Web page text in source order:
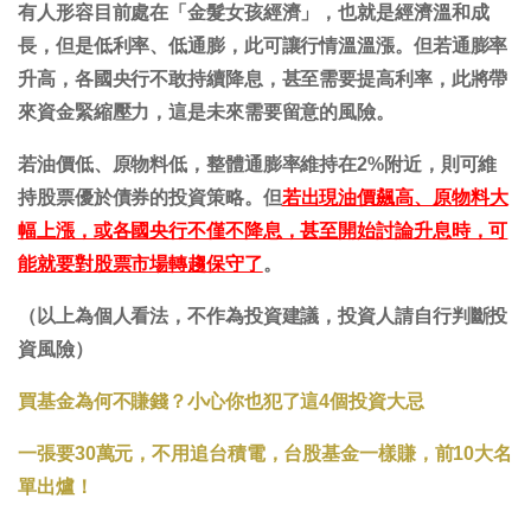
有人形容目前處在「金髮女孩經濟」，也就是經濟溫和成
長，但是低利率、低通膨，此可讓行情溫溫漲。但若通膨率
升高，各國央行不敢持續降息，甚至需要提高利率，此將帶
來資金緊縮壓力，這是未來需要留意的風險。
若油價低、原物料低，整體通膨率維持在2%附近，則可維
持股票優於債券的投資策略。但若出現油價飆高、原物料大
幅上漲，或各國央行不僅不降息，甚至開始討論升息時，可
能就要對股票市場轉趨保守了。
（以上為個人看法，不作為投資建議，投資人請自行判斷投
資風險）
買基金為何不賺錢？小心你也犯了這4個投資大忌
一張要30萬元，不用追台積電，台股基金一樣賺，前10大名
單出爐！